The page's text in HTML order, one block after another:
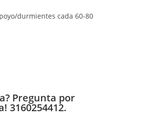
durmientes cada 60-80
Pregunta por
3160254412.